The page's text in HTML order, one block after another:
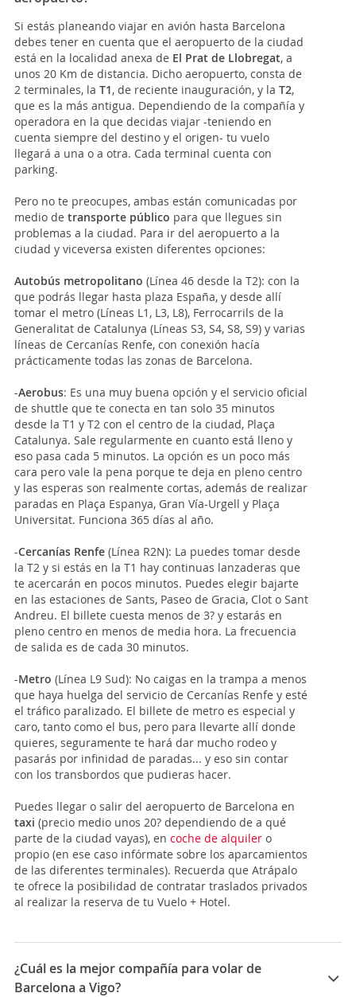
Si estás planeando viajar en avión hasta Barcelona
debes tener en cuenta que el aeropuerto de la ciudad
está en la localidad anexa de El Prat de Llobregat, a
unos 20 Km de distancia. Dicho aeropuerto, consta de
2 terminales, la T1, de reciente inauguración, y la T2,
que es la más antigua. Dependiendo de la compañía y
operadora en la que decidas viajar -teniendo en
cuenta siempre del destino y el origen- tu vuelo
llegará a una o a otra. Cada terminal cuenta con
parking.
Pero no te preocupes, ambas están comunicadas por
medio de transporte público para que llegues sin
problemas a la ciudad. Para ir del aeropuerto a la
ciudad y viceversa existen diferentes opciones:
Autobús metropolitano (Línea 46 desde la T2): con la
que podrás llegar hasta plaza España, y desde allí
tomar el metro (Líneas L1, L3, L8), Ferrocarrils de la
Generalitat de Catalunya (Líneas S3, S4, S8, S9) y varias
líneas de Cercanías Renfe, con conexión hacía
prácticamente todas las zonas de Barcelona.
-Aerobus: Es una muy buena opción y el servicio oficial
de shuttle que te conecta en tan solo 35 minutos
desde la T1 y T2 con el centro de la ciudad, Plaça
Catalunya. Sale regularmente en cuanto está lleno y
eso pasa cada 5 minutos. La opción es un poco más
cara pero vale la pena porque te deja en pleno centro
y las esperas son realmente cortas, además de realizar
paradas en Plaça Espanya, Gran Vía-Urgell y Plaça
Universitat. Funciona 365 días al año.
-Cercanías Renfe (Línea R2N): La puedes tomar desde
la T2 y si estás en la T1 hay continuas lanzaderas que
te acercarán en pocos minutos. Puedes elegir bajarte
en las estaciones de Sants, Paseo de Gracia, Clot o Sant
Andreu. El billete cuesta menos de 3? y estarás en
pleno centro en menos de media hora. La frecuencia
de salida es de cada 30 minutos.
-Metro (Línea L9 Sud): No caigas en la trampa a menos
que haya huelga del servicio de Cercanías Renfe y esté
el tráfico paralizado. El billete de metro es especial y
caro, tanto como el bus, pero para llevarte allí donde
quieres, seguramente te hará dar mucho rodeo y
pasarás por infinidad de paradas... y eso sin contar
con los transbordos que pudieras hacer.
Puedes llegar o salir del aeropuerto de Barcelona en
taxi (precio medio unos 20? dependiendo de a qué
parte de la ciudad vayas), en coche de alquiler o
propio (en ese caso infórmate sobre los aparcamientos
de las diferentes terminales). Recuerda que Atrápalo
te ofrece la posibilidad de contratar traslados privados
al realizar la reserva de tu Vuelo + Hotel.
¿Cuál es la mejor compañía para volar de
Barcelona a Vigo?